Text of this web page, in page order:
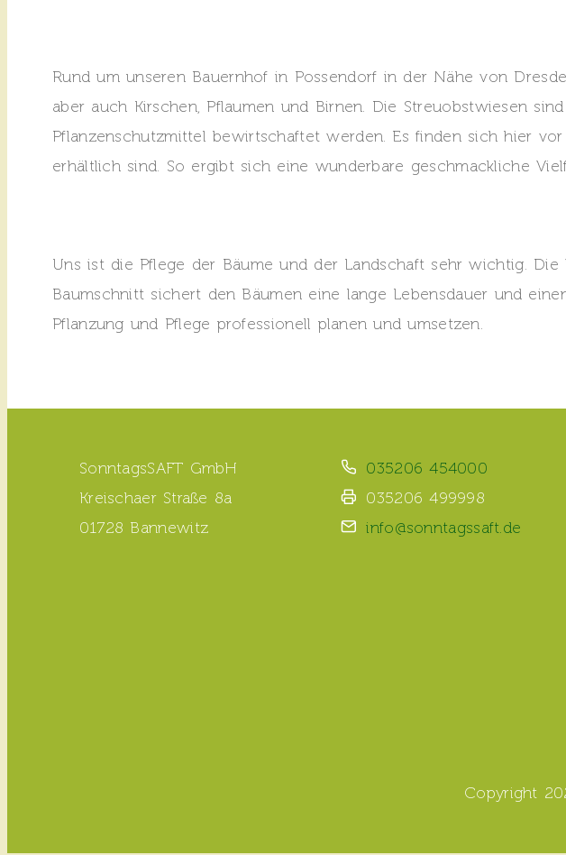
Rund um unseren Bauernhof in Possendorf in der Nähe von
aber auch Kirschen, Pflaumen und Birnen. Die Streuobstwiesen
Pflanzenschutzmittel bewirtschaftet werden. Es finden sich hier
erhältlich sind. So ergibt sich eine wunderbare geschmackliche
Uns ist die Pflege der Bäume und der Landschaft sehr wichtig.
Baumschnitt sichert den Bäumen eine lange Lebensdauer und
Pflanzung und Pflege professionell planen und umsetzen.
SonntagsSAFT GmbH
Kreischaer Straße 8a
01728 Bannewitz
035206 454000
035206 499998
info@sonntagssaft.de
Copyright